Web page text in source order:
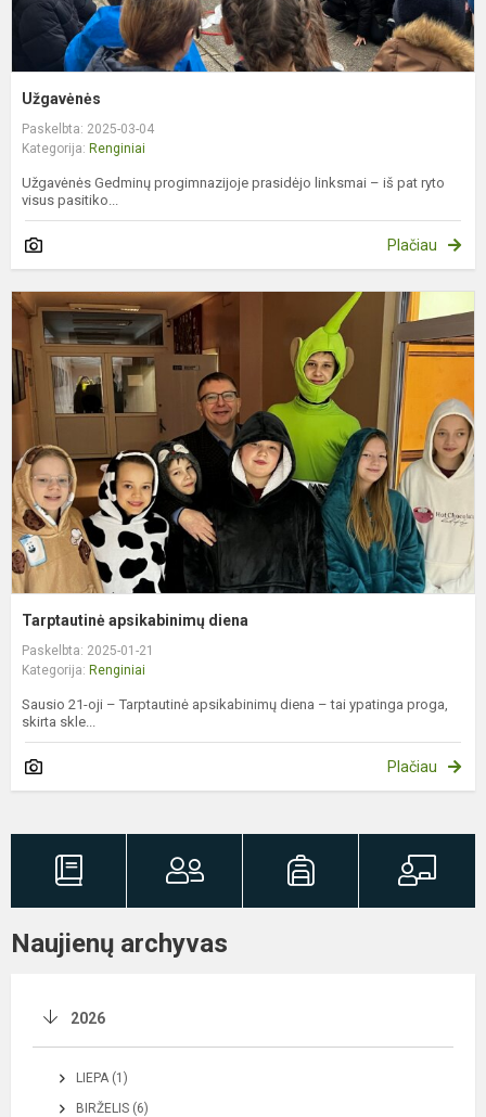
Užgavėnės
Paskelbta: 2025-03-04
Kategorija: Renginiai
Užgavėnės Gedminų progimnazijoje prasidėjo linksmai – iš pat ryto
visus pasitiko...
Plačiau
Tarptautinė apsikabinimų diena
Paskelbta: 2025-01-21
Kategorija: Renginiai
Sausio 21-oji – Tarptautinė apsikabinimų diena – tai ypatinga proga,
skirta skle...
Plačiau
Naujienų archyvas
2026
LIEPA (1)
BIRŽELIS (6)